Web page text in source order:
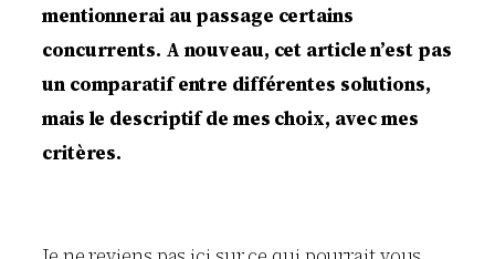
mentionnerai au passage certains
concurrents. A nouveau, cet article n’est pas
un comparatif entre différentes solutions,
mais le descriptif de mes choix, avec mes
critères.